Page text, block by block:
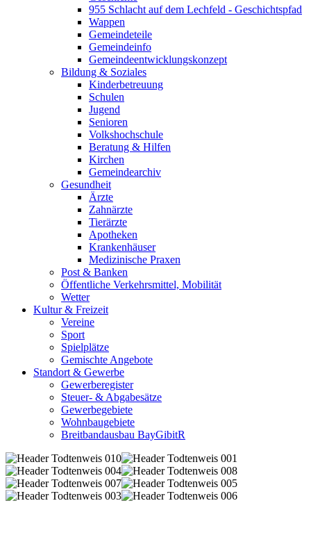
955 Schlacht auf dem Lechfeld - Geschichtspfad
Wappen
Gemeindeteile
Gemeindeinfo
Gemeindeentwicklungskonzept
Bildung & Soziales
Kinderbetreuung
Schulen
Jugend
Senioren
Volkshochschule
Beratung & Hilfen
Kirchen
Gemeindearchiv
Gesundheit
Ärzte
Zahnärzte
Tierärzte
Apotheken
Krankenhäuser
Medizinische Praxen
Post & Banken
Öffentliche Verkehrsmittel, Mobilität
Wetter
Kultur & Freizeit
Vereine
Sport
Spielplätze
Gemischte Angebote
Standort & Gewerbe
Gewerberegister
Steuer- & Abgabesätze
Gewerbegebiete
Wohnbaugebiete
Breitbandausbau BayGibitR